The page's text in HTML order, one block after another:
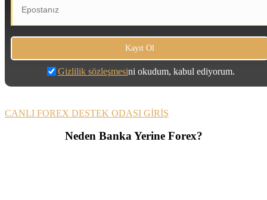
Gizlilik sözleşmesini okudum, kabul ediyorum.
CANLI FOREX DESTEK ODASI GİRİŞ
Neden Banka Yerine Forex?